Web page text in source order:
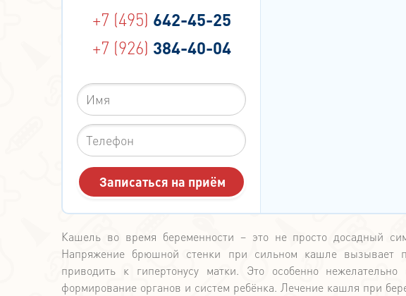
+7 (495) 642-45-25
+7 (926) 384-40-04
Кашель во время беременности – это не просто досадный
Напряжение брюшной стенки при сильном кашле вызывает
приводить к гипертонусу матки. Это особенно
формирование органов и систем ребёнка. Лечение кашля при